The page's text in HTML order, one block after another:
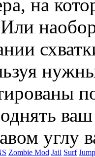
на
углу
Zombie Mod Jail Surf Jump